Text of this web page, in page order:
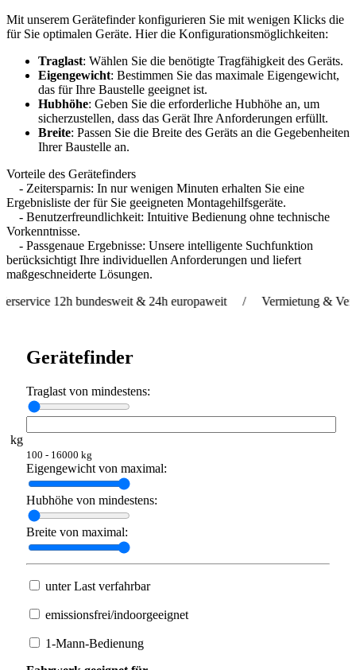
Mit unserem Gerätefinder konfigurieren Sie mit wenigen Klicks die
für Sie optimalen Geräte. Hier die Konfigurationsmöglichkeiten:
Traglast: Wählen Sie die benötigte Tragfähigkeit des Geräts.
Eigengewicht: Bestimmen Sie das maximale Eigengewicht,
das für Ihre Baustelle geeignet ist.
Hubhöhe: Geben Sie die erforderliche Hubhöhe an, um
sicherzustellen, dass das Gerät Ihre Anforderungen erfüllt.
Breite: Passen Sie die Breite des Geräts an die Gegebenheiten
Ihrer Baustelle an.
Vorteile des Gerätefinders
- Zeitersparnis: In nur wenigen Minuten erhalten Sie eine
Ergebnisliste der für Sie geeigneten Montagehilfsgeräte.
- Benutzerfreundlichkeit: Intuitive Bedienung ohne technische
Vorkenntnisse.
- Passgenaue Ergebnisse: Unsere intelligente Suchfunktion
berücksichtigt Ihre individuellen Anforderungen und liefert
maßgeschneiderte Lösungen.
bundesweit & 24h europaweit / Vermietung & Verkauf
Gerätefinder
Traglast von mindestens:
kg
100 - 16000 kg
Eigengewicht von maximal:
Hubhöhe von mindestens:
Breite von maximal:
unter Last verfahrbar
emissionsfrei/indoorgeeignet
1-Mann-Bedienung